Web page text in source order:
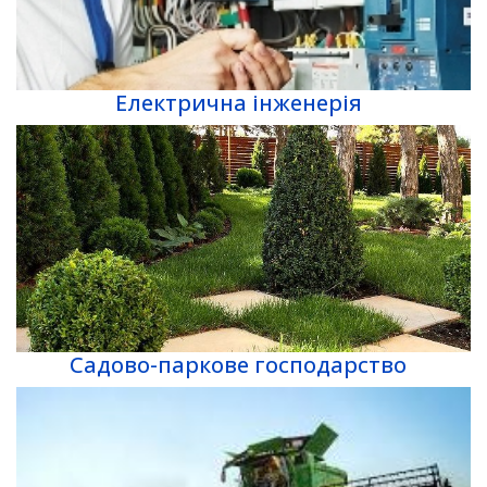
Електрична інженерія
Садово-паркове господарство